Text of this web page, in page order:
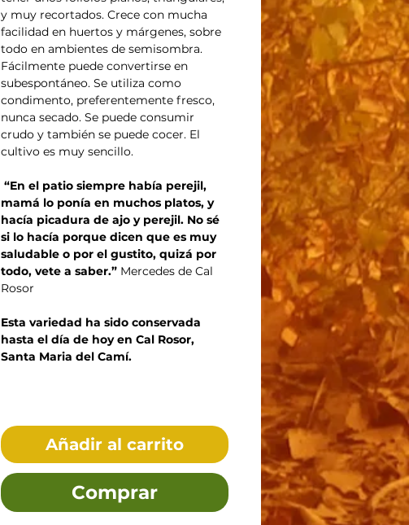
y muy recortados. Crece con mucha
facilidad en huertos y márgenes, sobre
todo en ambientes de semisombra.
Fácilmente puede convertirse en
subespontáneo. Se utiliza como
condimento, preferentemente fresco,
nunca secado. Se puede consumir
crudo y también se puede cocer. El
cultivo es muy sencillo.
“En el patio siempre había perejil,
mamá lo ponía en muchos platos, y
hacía picadura de ajo y perejil. No sé
si lo hacía porque dicen que es muy
saludable o por el gustito, quizá por
todo, vete a saber.” Mercedes de Cal
Rosor
Esta variedad ha sido conservada
hasta el día de hoy en Cal Rosor,
Santa Maria del Camí.
Añadir al carrito
Comprar